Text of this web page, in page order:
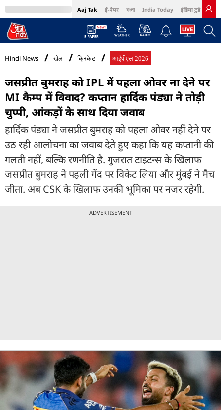
Aaj Tak ई-पेपर বাংলা India Today इंडिया टुडे हिंदी
MumbaiTak Cosmopolitan Harper's Bazaar Northeast
Hindi News खेल क्रिकेट आईपीएल 2026
जसप्रीत बुमराह को IPL में पहला ओवर ना देने पर
MI कैम्प में व‍िवाद? कप्तान हार्द‍िक पंड्या ने तोड़ी
चुप्पी, आंकड़ों के साथ द‍िया जवाब
हार्दिक पंड्या ने जसप्रीत बुमराह को पहला ओवर नहीं देने पर
उठ रही आलोचना का जवाब देते हुए कहा कि यह कप्तानी की
गलती नहीं, बल्कि रणनीति है. गुजरात टाइटन्स के खिलाफ
जसप्रीत बुमराह ने पहली गेंद पर विकेट लिया और मुंबई ने मैच
जीता. अब CSK के खिलाफ उनकी भूमिका पर नजर रहेगी.
ADVERTISEMENT